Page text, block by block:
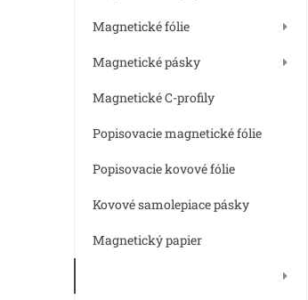
Magnetické fólie
Magnetické pásky
Magnetické C-profily
Popisovacie magnetické fólie
Popisovacie kovové fólie
Kovové samolepiace pásky
Magnetický papier